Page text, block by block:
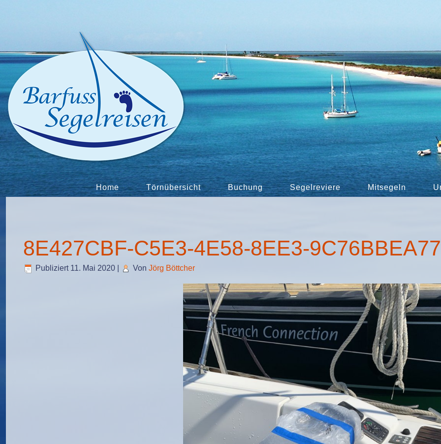
Home Törnübersicht Buchung Segelreviere Mitsegeln
8E427CBF-C5E3-4E58-8EE3-
Publiziert 11. Mai 2020 Von Jörg Böttcher